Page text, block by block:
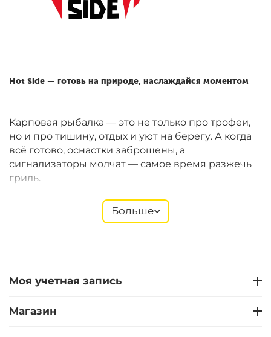
Hot Side — готовь на природе, наслаждайся моментом
Карповая рыбалка — это не только про трофеи,
но и про тишину, отдых и уют на берегу. А когда
всё готово, оснастки заброшены, а
сигнализаторы молчат — самое время разжечь
гриль.
предлагает компактные газовые и
позволяют готовить полноценные блюда прямо
на берегу. В ассортименте — также щипцы,
стартеры и другие полезные мелочи.
Больше
Моя учетная запись
Магазин